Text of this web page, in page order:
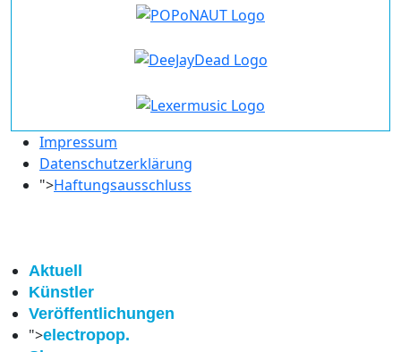
Impressum
Datenschutzerklärung
">Haftungsausschluss
Aktuell
Künstler
Veröffentlichungen
">electropop.